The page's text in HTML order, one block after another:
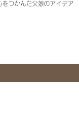
つかんだ父娘のアイデア